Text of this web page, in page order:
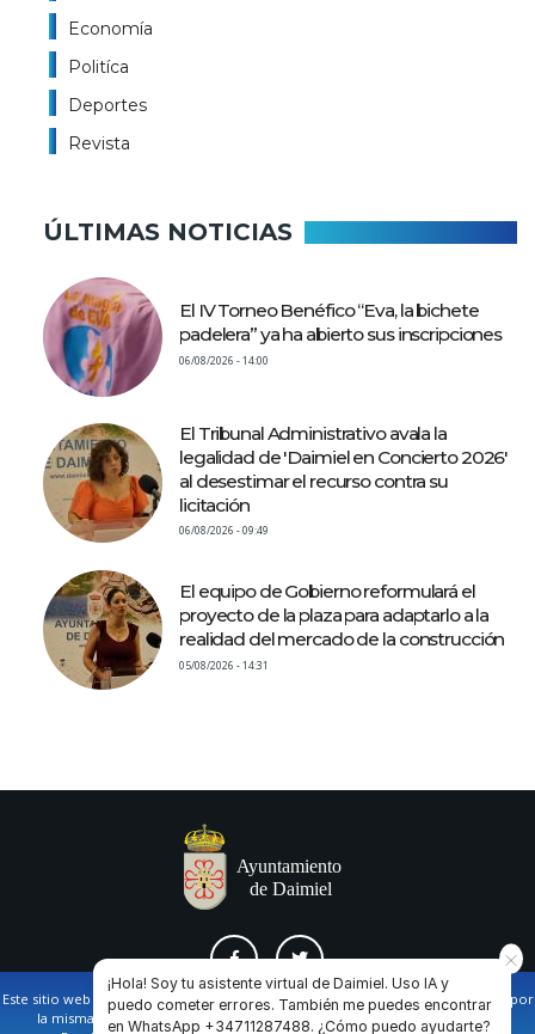
Economía
Politíca
Deportes
Revista
ÚLTIMAS NOTICIAS
El IV Torneo Benéfico “Eva, la bichete
padelera” ya ha abierto sus inscripciones
06/08/2026 - 14:00
El Tribunal Administrativo avala la
legalidad de 'Daimiel en Concierto 2026'
al desestimar el recurso contra su
licitación
06/08/2026 - 09:49
El equipo de Gobierno reformulará el
proyecto de la plaza para adaptarlo a la
realidad del mercado de la construcción
05/08/2026 - 14:31
Este sitio web utiliza cookies propias y de terceros para facilitar la navegación por
la misma y obtener datos estadísticos de la navegación de los usuarios.
¡Hola! Soy tu asistente virtual de Daimiel. Uso IA y
puedo cometer errores. También me puedes encontrar
en WhatsApp +34711287488. ¿Cómo puedo ayudarte?